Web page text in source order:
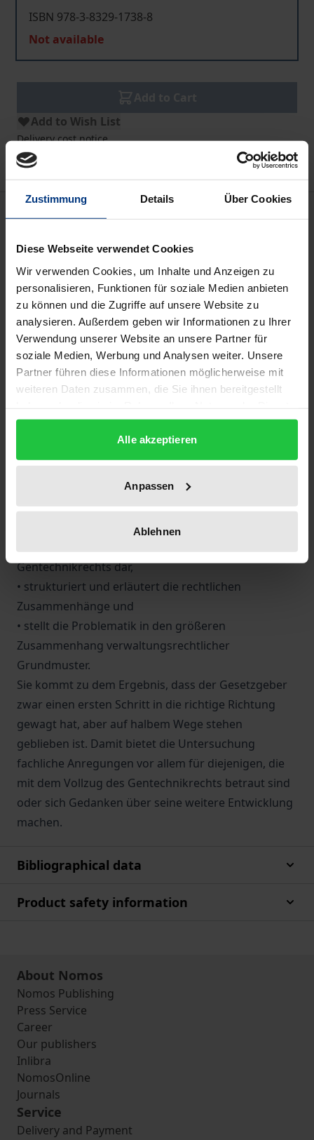
Zustimmung Details Über Cookies
Diese Webseite verwendet Cookies
Wir verwenden Cookies, um Inhalte und Anzeigen zu
personalisieren, Funktionen für soziale Medien anbieten
zu können und die Zugriffe auf unsere Website zu
analysieren. Außerdem geben wir Informationen zu Ihrer
Verwendung unserer Website an unsere Partner für
soziale Medien, Werbung und Analysen weiter. Unsere
Partner führen diese Informationen möglicherweise mit
weiteren Daten zusammen, die Sie ihnen bereitgestellt
gesammelt haben.
Alle akzeptieren
Anpassen
Ablehnen
ISBN 978-3-8329-1738-8
Not available
Add to Wish List
Delivery cost notice
Description
Die Nutzung gentechnisch veränderter Erzeugnisse
hat weltweit zugenommen. Da Pflanzen in einem
offenen Ökosystem angebaut werden und zudem
die Produktionsprozesse immer komplexer werden,
sind in den letzten Jahren gentechnisch veränderte
Bestandteile auch in gentechnikfrei erzeugten
Produkten nachgewiesen worden. Dies führt vor
allem dann zu Konflikten, wenn die gentechnisch
sie aus dem nicht europäischen Ausland oder aus
Freilandversuchen stammen. Trotz erster
Reaktionen des Gesetzgebers ist der politische
Diskurs noch nicht beendet.
Gentechnikrechts dar,
• strukturiert und erläutert die rechtlichen
Zusammenhänge und
• stellt die Problematik in den größeren
Zusammenhang verwaltungsrechtlicher
Grundmuster.
Sie kommt zu dem Ergebnis, dass der Gesetzgeber
zwar einen ersten Schritt in die richtige Richtung
gewagt hat, aber auf halbem Wege stehen
geblieben ist. Damit bietet die Untersuchung
fachliche Anregungen vor allem für diejenigen, die
mit dem Vollzug des Gentechnikrechts betraut sind
oder sich Gedanken über seine weitere Entwicklung
machen.
Bibliographical data
Product safety information
About Nomos
Nomos Publishing
Press Service
Career
Our publishers
Inlibra
NomosOnline
Journals
Service
Delivery and Payment